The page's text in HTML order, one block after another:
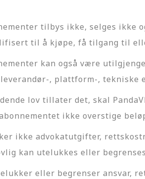
tilbys ikke, selges
til å kjøpe, få tilgang til
kan også være
, plattform-, tekniske
lov tillater det, skal
ikke overstige
ikke advokatutgifter,
kan utelukkes eller
eller begrenser ansvar,